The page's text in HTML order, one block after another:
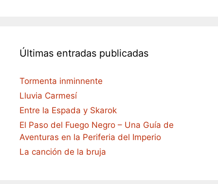
Últimas entradas publicadas
Tormenta inminnente
Lluvia Carmesí
Entre la Espada y Skarok
El Paso del Fuego Negro – Una Guía de
Aventuras en la Periferia del Imperio
La canción de la bruja